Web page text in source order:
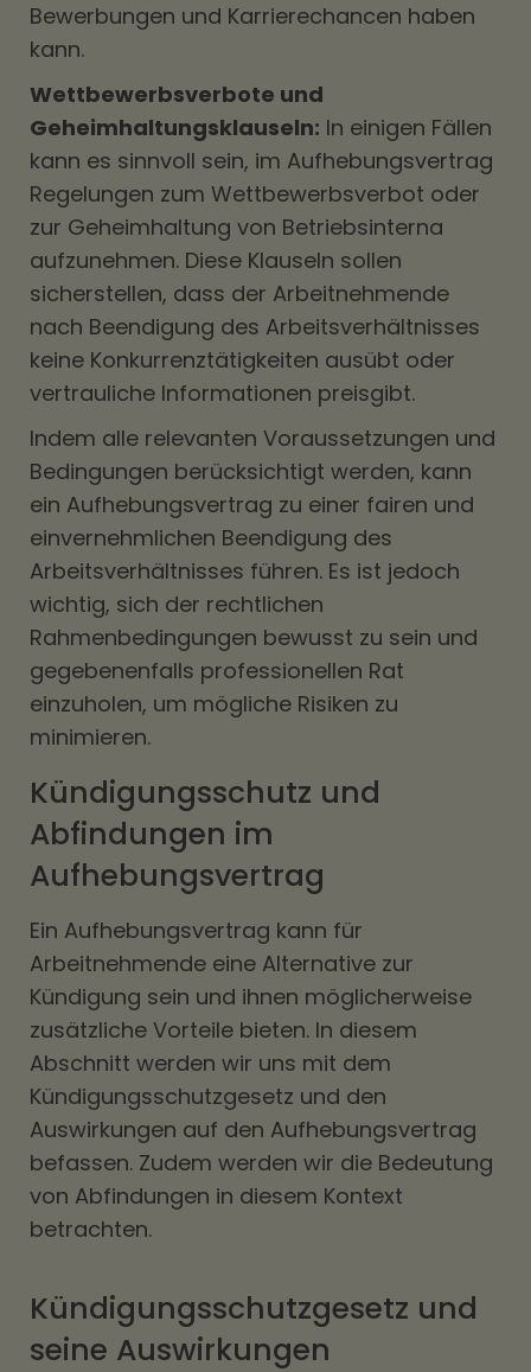
Bewerbungen und Karrierechancen haben
kann.
Wettbewerbsverbote und
Geheimhaltungsklauseln: In einigen Fällen
kann es sinnvoll sein, im Aufhebungsvertrag
Regelungen zum Wettbewerbsverbot oder
zur Geheimhaltung von Betriebsinterna
aufzunehmen. Diese Klauseln sollen
sicherstellen, dass der Arbeitnehmende
nach Beendigung des Arbeitsverhältnisses
keine Konkurrenztätigkeiten ausübt oder
vertrauliche Informationen preisgibt.
Indem alle relevanten Voraussetzungen und
Bedingungen berücksichtigt werden, kann
ein Aufhebungsvertrag zu einer fairen und
einvernehmlichen Beendigung des
Arbeitsverhältnisses führen. Es ist jedoch
wichtig, sich der rechtlichen
Rahmenbedingungen bewusst zu sein und
gegebenenfalls professionellen Rat
einzuholen, um mögliche Risiken zu
minimieren.
Kündigungsschutz und
Abfindungen im
Aufhebungsvertrag
Ein Aufhebungsvertrag kann für
Arbeitnehmende eine Alternative zur
Kündigung sein und ihnen möglicherweise
zusätzliche Vorteile bieten. In diesem
Abschnitt werden wir uns mit dem
Kündigungsschutzgesetz und den
Auswirkungen auf den Aufhebungsvertrag
befassen. Zudem werden wir die Bedeutung
von Abfindungen in diesem Kontext
betrachten.
Kündigungsschutzgesetz und
seine Auswirkungen